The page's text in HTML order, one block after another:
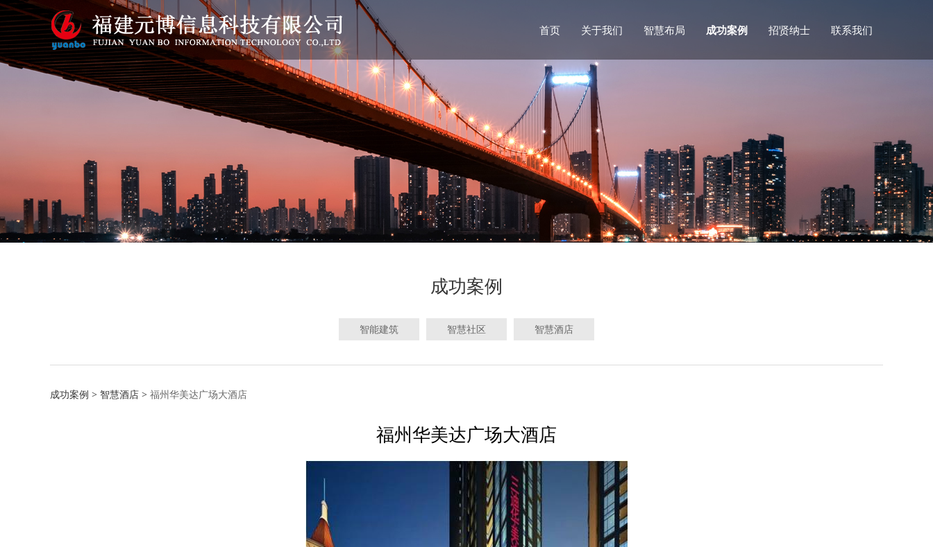
首页 关于我们 智慧布局 成功案例 招贤纳士 联系我们
成功案例
智能建筑 智慧社区 智慧酒店
福州华美达广场大酒店
成功案例 > 智慧酒店 > 福州华美达广场大酒店
福州华美达广场大酒店